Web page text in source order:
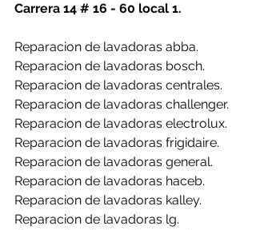
Carrera 14 # 16 - 60 local 1.
Reparacion de lavadoras abba.
Reparacion de lavadoras bosch.
Reparacion de lavadoras centrales.
Reparacion de lavadoras challenger.
Reparacion de lavadoras electrolux.
Reparacion de lavadoras frigidaire.
Reparacion de lavadoras general.
Reparacion de lavadoras haceb.
Reparacion de lavadoras kalley.
Reparacion de lavadoras lg.